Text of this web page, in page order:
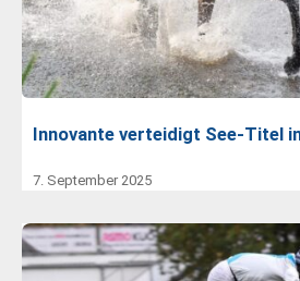
Innovante verteidigt See-Titel
7. September 2025